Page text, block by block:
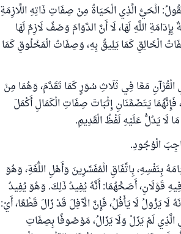
الْحَيُّ الَّذِي الْحَيَاةُ مِنْ صِفَاتِ ذَاتِهِ اللَّازِمَةِ
اللَّهِ لَهَا، لَا أَنَّ الدَّوَامَ وَصْفٌ لَازِمٌ لَهَا
الْخَالِقِ كَمَا يَلِيقُ بِهِ، وَصِفَاتُ الْمَخْلُوقِ كَمَا
مَعًا فِي ثَلَاثِ سُوَرٍ كَمَا تَقَدَّمَ، وَهُمَا مِنْ
يَتَضَمَّنَانِ إِثْبَاتَ صِفَاتِ الْكَمَالِ أَكْمَلَ
لَا يَدُلُّ عَلَيْهِ لَفْظُ الْقَدِيمِ.
الْوُجُودِ.
بِنَفْسِهِ، بِاتِّفَاقِ الْمُفَسِّرِينَ وَأَهْلِ اللُّغَةِ، وَهُوَ
قَوْلَانِ، أَصَحُّهُمَا: أَنَّهُ يُفِيدُ ذَلِكَ. وَهُوَ يُفِيدُ
لَا يَزُولُ لَا يَأْفُلُ، فَإِنَّ الْآفِلَ قَدْ زَالَ قَطْعًا، أَيْ:
الَّذِي لَمْ يَزَلْ وَلَا يَزَالُ، مَوْصُوفًا بِصِفَاتِ